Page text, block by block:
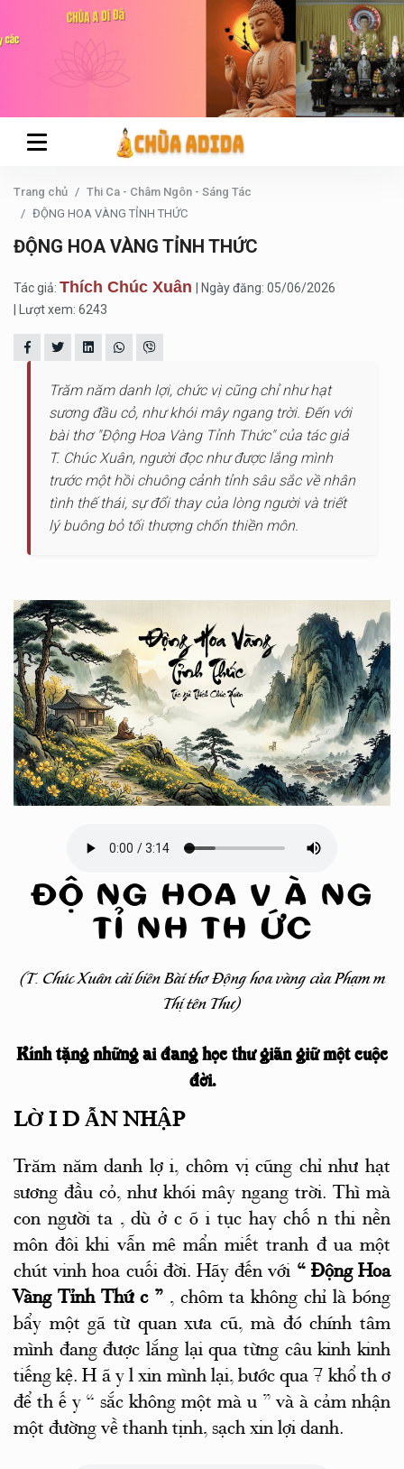
Trang chủ
Thi Ca - Châm Ngôn - Sáng Tác
ĐỘNG HOA VÀNG TỈNH THỨC
ĐỘNG HOA VÀNG TỈNH THỨC
Tác giả: Thích Chúc Xuân
| Ngày đăng: 05/06/2026
| Lượt xem: 6243
Trăm năm danh lợi, chức vị cũng chỉ như hạt
sương đầu cỏ, như khói mây ngang trời. Đến với
bài thơ "Động Hoa Vàng Tỉnh Thức" của tác giả
T. Chúc Xuân, người đọc như được lắng mình
trước một hồi chuông cảnh tỉnh sâu sắc về nhân
tình thế thái, sự đổi thay của lòng người và triết
lý buông bỏ tối thượng chốn thiền môn.
ĐỘ NG HOA V À NG
TỈNH THỨC
(T. Chúc Xuân cải biên Bài thơ Động hoa vàng của Phạmm
Thịtên Thư)
Kính tặng những ai đang học thư giãn giữmộtcuộc
đời.
LỜ I D ẪN NHẬP
Trăm năm danh lợi, chôm vị cũng chỉ như hạt
sương đầu cỏ, như khói mây ngang trời. Thì mà
con người ta ,dù ở cõ i tục hay chốn thinền
môn đôi khi vẫn mê mẩn miết tranh đ uamột
chút vinh hoa cuối đời. Hãy đến với “ Động Hoa
Vàng Tỉnh Thứ c ” , chôm ta không chỉ là bóng
bẩy một gã từ quan xưa cũ, mà đóchính tâm
mình đang được lắng lại qua từng câu kinh kinh
tiếng kệ. H ãy lxin mình lại, bước qua 7 khổthơ
để th ế y “sắckhông một mà u ”vàà cảm nhận
một đường về thanh tịnh, sạch xin lợi danh.